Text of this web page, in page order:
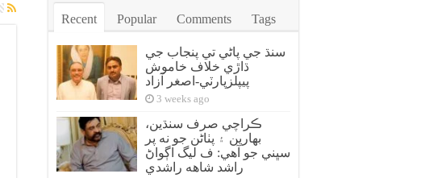
Recent Popular Comments Tags
سنڌ جي پاڻي تي پنجاب جي
ڌاڙي خلاف خاموش
پيپلزپارٽي-اصغر آزاد
3 weeks ago
ڪراچي صرف سنڌين،
بهارين ۽ پٺاڻن جو نه پر
سڀني جو آهي: ف ليگ اڳواڻ
راشد شاهه راشدي